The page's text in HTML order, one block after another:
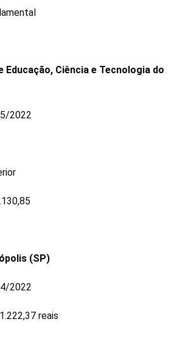
Educação, Ciência e Tecnologia do
2022
(SP)
2022
reais